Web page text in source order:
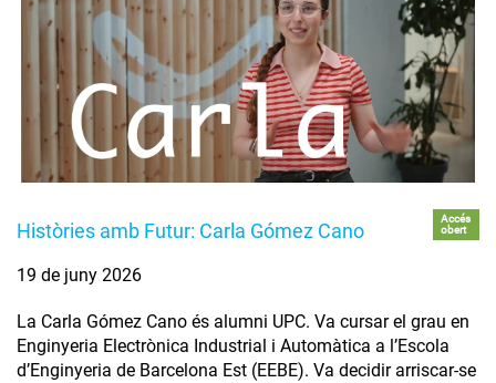
Històries amb Futur: Carla Gómez Cano
Accés
obert
19 de juny 2026
La Carla Gómez Cano és alumni UPC. Va cursar el grau en
Enginyeria Electrònica Industrial i Automàtica a l’Escola
d’Enginyeria de Barcelona Est (EEBE). Va decidir arriscar-se